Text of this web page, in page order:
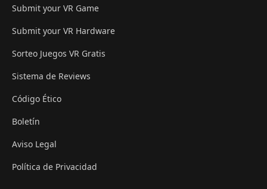
Submit your VR Game
Submit your VR Hardware
Sorteo Juegos VR Gratis
Sistema de Reviews
Código Ético
Boletín
Aviso Legal
Política de Privacidad